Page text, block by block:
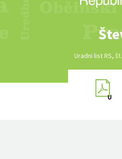
Uradni list RS,